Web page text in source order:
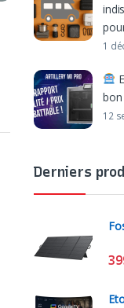
1
12
Derniers